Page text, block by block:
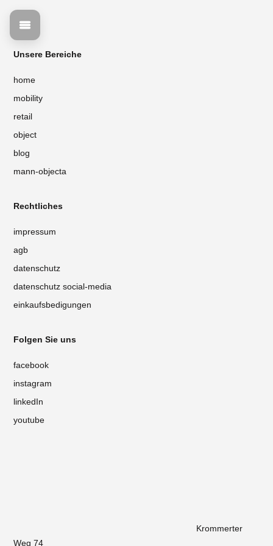
Unsere Bereiche
home
mobility
retail
object
blog
mann-objecta
Rechtliches
impressum
agb
datenschutz
datenschutz social-media
einkaufsbedigungen
Folgen Sie uns
facebook
instagram
linkedIn
youtube
Krommerter
Weg 74